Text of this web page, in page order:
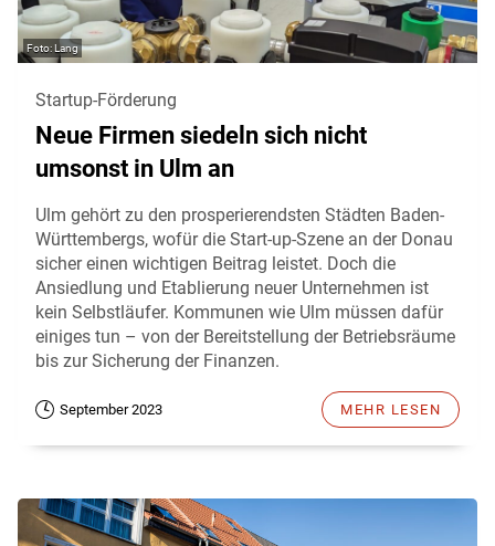
Lang
Startup-Förderung
Neue Firmen siedeln sich nicht
umsonst in Ulm an
Ulm gehört zu den prosperierendsten Städten Baden-
Württembergs, wofür die Start-up-Szene an der Donau
sicher einen wichtigen Beitrag leistet. Doch die
Ansiedlung und Etablierung neuer Unternehmen ist
kein Selbstläufer. Kommunen wie Ulm müssen dafür
einiges tun – von der Bereitstellung der Betriebsräume
bis zur Sicherung der Finanzen.
September 2023 MEHR LESEN